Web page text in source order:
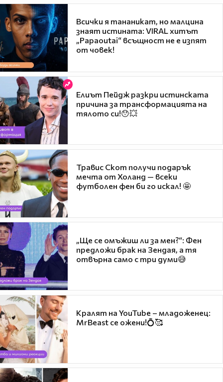
Всички я тананикат, но малцина
знаят истината: VIRAL хитът
„Papaoutai“ всъщност не е изпят
от човек!
Елиът Пейдж разкри истинската
причина за трансформацията на
тялото си!😯💥
Травис Скот получи подарък
мечта от Холанд — всеки
футболен фен би го искал! 🤩
„Ще се омъжиш ли за мен?“: Фен
предложи брак на Зендая, а тя
отвърна само с три думи😅
Кралят на YouTube – младоженец:
MrBeast се ожени!💍🥰